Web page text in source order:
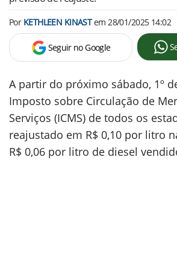
Por KETHLEEN KINASTem28/01/2025 14:02
Seguir no Google
A partir do próximo sábado, 1º
Imposto sobre Circulação de
Serviços (ICMS) de todos os
reajustado em R$ 0,10 por litro
R$ 0,06 por litro de diesel